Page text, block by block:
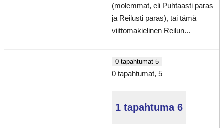
(molemmat, eli Puhtaasti paras
ja Reilusti paras), tai tämä
viittomakielinen Reilun...
0 tapahtumat 5
0 tapahtumat, 5
1 tapahtuma 6